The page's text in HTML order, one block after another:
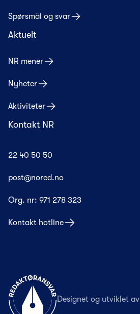
Spørsmål og svar
Aktuelt
NR mener
Nyheter
Aktiviteter
Kontakt NR
22 40 50 50
post@nored.no
Org. nr: 971 278 323
Kontakt hotline
Til forsiden
Designet og utviklet av